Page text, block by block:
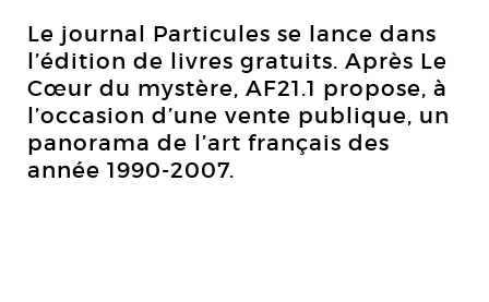
Le journal Particules se lance dans
l’édition de livres gratuits. Après Le
Cœur du mystère, AF21.1 propose, à
l’occasion d’une vente publique, un
panorama de l’art français des
année 1990-2007.